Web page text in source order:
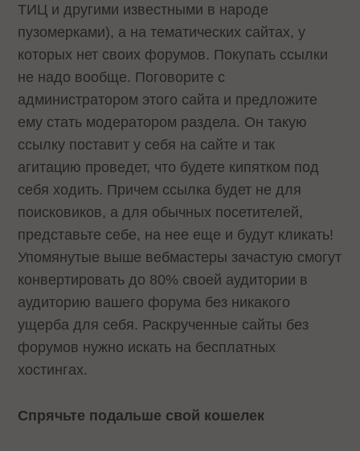
ТИЦ и другими известными в народе
пузомерками), а на тематических сайтах, у
которых нет своих форумов. Покупать ссылки
не надо вообще. Поговорите с
администратором этого сайта и предложите
ему стать модератором раздела. Он такую
ссылку поставит у себя на сайте и так
агитацию проведет, что будете кипятком под
себя ходить. Причем ссылка будет не для
поисковиков, а для обычных посетителей,
представьте себе, на нее еще и будут кликать!
Упомянутые выше вебмастеры зачастую смогут
конвертировать до 80% своей аудитории в
аудиторию вашего форума без никакого
ущерба для себя. Раскрученные сайты без
форумов нужно искать на бесплатных
хостингах.
Спрячьте подальше свой кошелек